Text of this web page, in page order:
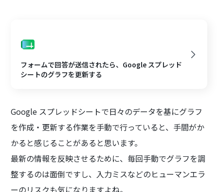
フォームで回答が送信されたら、Google スプレッド
シートのグラフを更新する
Google スプレッドシートで日々のデータを基にグラフ
を作成・更新する作業を手動で行っていると、手間がか
かると感じることがあると思います。
最新の情報を反映させるために、毎回手動でグラフを調
整するのは面倒ですし、入力ミスなどのヒューマンエラ